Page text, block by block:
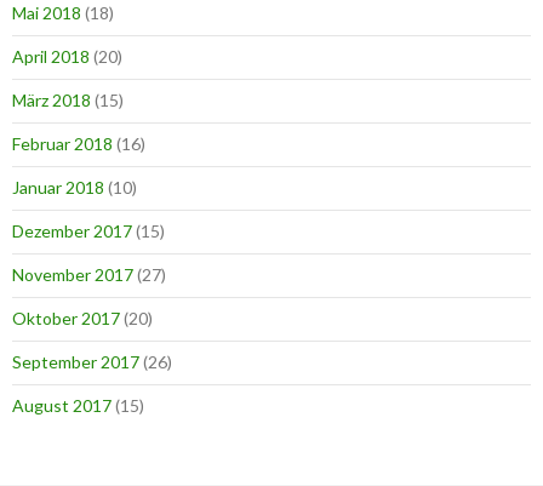
Mai 2018 (18)
April 2018 (20)
März 2018 (15)
Februar 2018 (16)
Januar 2018 (10)
Dezember 2017(15)
November 2017(27)
Oktober 2017(20)
September 2017(26)
August 2017(15)